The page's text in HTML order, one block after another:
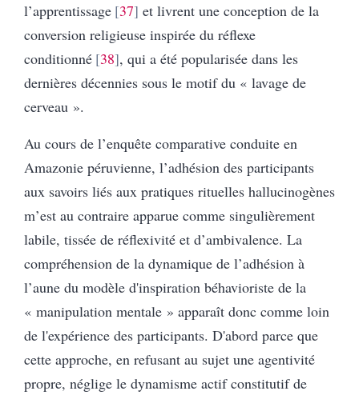
l’apprentissage 37 et livrent une conception de la
conversion religieuse inspirée du réflexe
conditionné 38 , qui a été popularisée dans les
dernières décennies sous le motif du « lavage de
cerveau ».
Au cours de l’enquête comparative conduite en
Amazonie péruvienne, l’adhésion des participants
aux savoirs liés aux pratiques rituelles hallucinogènes
m’est au contraire apparue comme singulièrement
labile, tissée de réflexivité et d’ambivalence. La
compréhension de la dynamique de l’adhésion à
l’aune du modèle d'inspiration béhavioriste de la
« manipulation mentale » apparaît donc comme loin
de l'expérience des participants. D'abord parce que
cette approche, en refusant au sujet une agentivité
propre, néglige le dynamisme actif constitutif de